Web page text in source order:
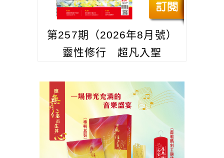
第257期（2026年8月號）
靈性修行 超凡入聖